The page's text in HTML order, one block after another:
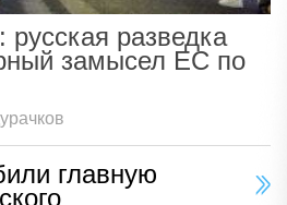
разведка
замысел ЕС по
главную